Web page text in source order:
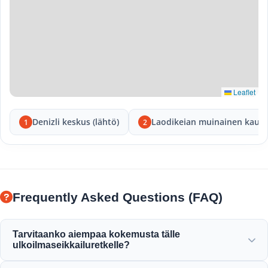
Leaflet
1 Denizli keskus (lähtö) 2 Laodikeian muinainen
Frequently Asked Questions (FAQ)
Tarvitaanko aiempaa kokemusta tälle
ulkoilmaseikkailuretkelle?